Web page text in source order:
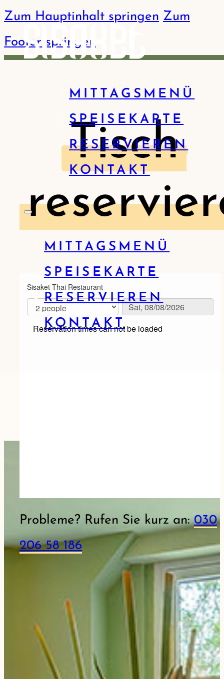
Zum Hauptinhalt springen Zum
Footer springen
MITTAGSMENÜ
SPEISEKARTE
RESERVIEREN
KONTAKT
MITTAGSMENÜ
SPEISEKARTE
RESERVIEREN
KONTAKT
Tisch
Probleme? Rufen Sie kurz an:030
206 58 186